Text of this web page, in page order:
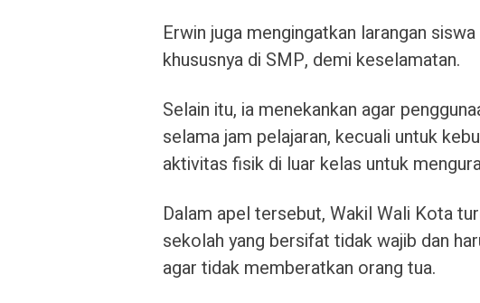
Erwin juga mengingatkan larangan
khususnya di SMP, demi keselamatan.
Selain itu, ia menekankan agar
selama jam pelajaran, kecuali untuk
aktivitas fisik di luar kelas untuk
Dalam apel tersebut, Wakil Wali Kota
sekolah yang bersifat tidak wajib dan
agar tidak memberatkan orang tua.